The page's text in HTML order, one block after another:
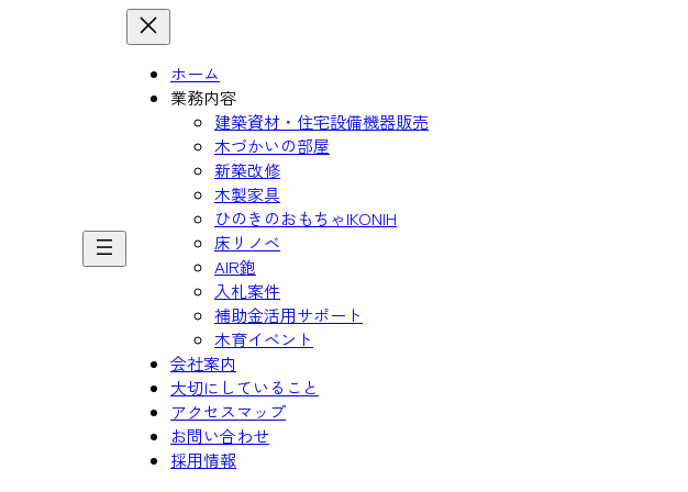
ホーム
業務内容
建築資材・住宅設備機器販売
木づかいの部屋
新築改修
木製家具
ひのきのおもちゃIKONIH
床リノベ
AIR鉋
入札案件
補助金活用サポート
木育イベント
会社案内
大切にしていること
アクセスマップ
お問い合わせ
採用情報